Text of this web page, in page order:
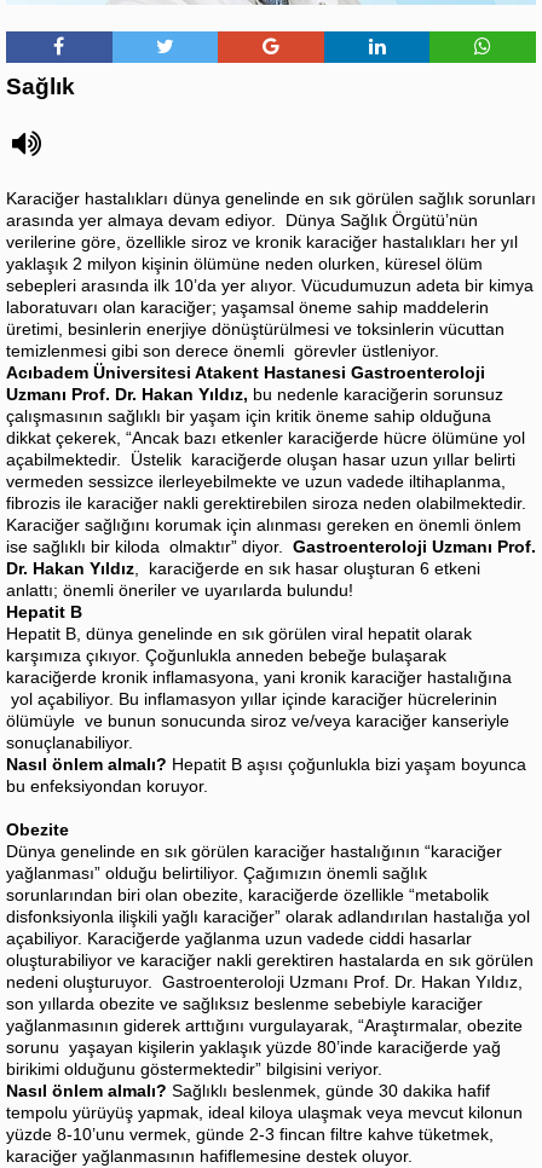
Sağlık
Karaciğer hastalıkları dünya genelinde en sık görülen sağlık sorunları
arasında yer almaya devam ediyor. Dünya Sağlık Örgütü’nün
verilerine göre, özellikle siroz ve kronik karaciğer hastalıkları her yıl
yaklaşık 2 milyon kişinin ölümüne neden olurken, küresel ölüm
sebepleri arasında ilk 10’da yer alıyor. Vücudumuzun adeta bir kimya
laboratuvarı olan karaciğer; yaşamsal öneme sahip maddelerin
üretimi, besinlerin enerjiye dönüştürülmesi ve toksinlerin vücuttan
temizlenmesi gibi son derece önemli görevler üstleniyor.
Acıbadem Üniversitesi Atakent Hastanesi Gastroenteroloji
Uzmanı Prof. Dr. Hakan Yıldız, bu nedenle karaciğerin sorunsuz
çalışmasının sağlıklı bir yaşam için kritik öneme sahip olduğuna
dikkat çekerek, “Ancak bazı etkenler karaciğerde hücre ölümüne yol
açabilmektedir. Üstelik karaciğerde oluşan hasar uzun yıllar belirti
vermeden sessizce ilerleyebilmekte ve uzun vadede iltihaplanma,
fibrozis ile karaciğer nakli gerektirebilen siroza neden olabilmektedir.
Karaciğer sağlığını korumak için alınması gereken en önemli önlem
ise sağlıklı bir kiloda olmaktır” diyor. Gastroenteroloji Uzmanı Prof.
Dr. Hakan Yıldız , karaciğerde en sık hasar oluşturan 6 etkeni
anlattı; önemli öneriler ve uyarılarda bulundu!
Hepatit B
Hepatit B, dünya genelinde en sık görülen viral hepatit olarak
karşımıza çıkıyor. Çoğunlukla anneden bebeğe bulaşarak
karaciğerde kronik inflamasyona, yani kronik karaciğer hastalığına
yol açabiliyor. Bu inflamasyon yıllar içinde karaciğer hücrelerinin
ölümüyle ve bunun sonucunda siroz ve/veya karaciğer kanseriyle
sonuçlanabiliyor.
Nasıl önlem almalı? Hepatit B aşısı çoğunlukla bizi yaşam boyunca
bu enfeksiyondan koruyor.
Obezite
Dünya genelinde en sık görülen karaciğer hastalığının “karaciğer
yağlanması” olduğu belirtiliyor. Çağımızın önemli sağlık
sorunlarından biri olan obezite, karaciğerde özellikle “metabolik
disfonksiyonla ilişkili yağlı karaciğer” olarak adlandırılan hastalığa yol
açabiliyor. Karaciğerde yağlanma uzun vadede ciddi hasarlar
oluşturabiliyor ve karaciğer nakli gerektiren hastalarda en sık görülen
nedeni oluşturuyor. Gastroenteroloji Uzmanı Prof. Dr. Hakan Yıldız,
son yıllarda obezite ve sağlıksız beslenme sebebiyle karaciğer
yağlanmasının giderek arttığını vurgulayarak, “Araştırmalar, obezite
sorunu yaşayan kişilerin yaklaşık yüzde 80’inde karaciğerde yağ
birikimi olduğunu göstermektedir” bilgisini veriyor.
Nasıl önlem almalı? Sağlıklı beslenmek, günde 30 dakika hafif
tempolu yürüyüş yapmak, ideal kiloya ulaşmak veya mevcut kilonun
yüzde 8-10’unu vermek, günde 2-3 fincan filtre kahve tüketmek,
karaciğer yağlanmasının hafiflemesine destek oluyor.